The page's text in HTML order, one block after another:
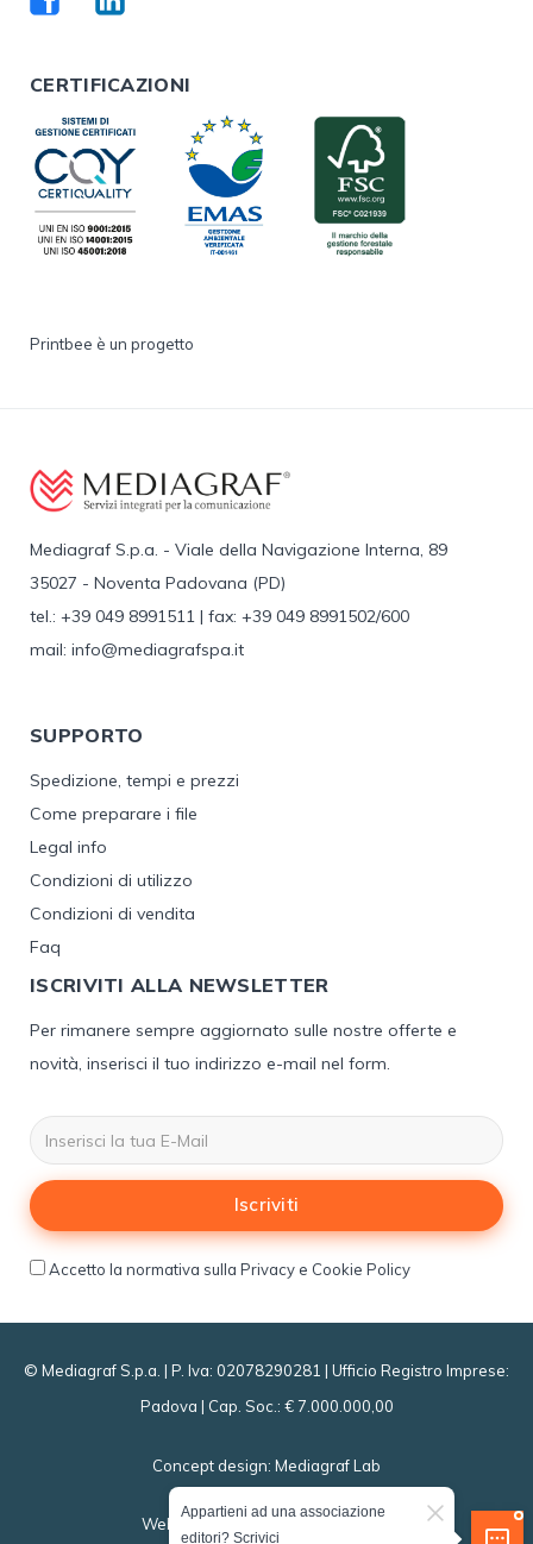
CERTIFICAZIONI
Printbee è un progetto
Mediagraf S.p.a. - Viale della Navigazione Interna, 89
35027 - Noventa Padovana (PD)
tel.: +39 049 8991511 | fax: +39 049 8991502/600
mail: info@mediagrafspa.it
SUPPORTO
Spedizione, tempi e prezzi
Come preparare i file
Legal info
Condizioni di utilizzo
Condizioni di vendita
Faq
ISCRIVITI ALLA NEWSLETTER
Per rimanere sempre aggiornato sulle nostre offerte e
novità, inserisci il tuo indirizzo e-mail nel form.
Iscriviti
Accetto la normativa sulla Privacy e Cookie Policy
© Mediagraf S.p.a. | P. Iva: 02078290281 | Ufficio Registro Imprese:
Padova | Cap. Soc.: € 7.000.000,00
Concept design: Mediagraf Lab
Website powered by
Appartieni ad una associazione
editori? Scrivici